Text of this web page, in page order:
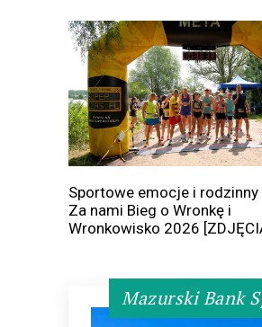
Sportowe emocje i rodzinny
Za nami Bieg o Wronkę i
Wronkowisko 2026
Mazurski Bank